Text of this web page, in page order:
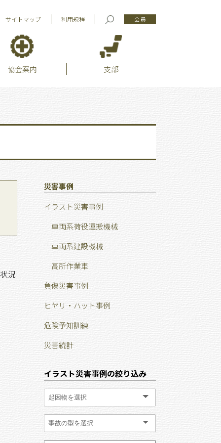
サイトマップ 利用規程 会員
協会案内 支部
況
災害事例
イラスト災害事例
車両系荷役運搬機械
車両系建設機械
高所作業車
負傷災害事例
ヒヤリ・ハット事例
危険予知訓練
災害統計
イラスト災害事例の絞り込み